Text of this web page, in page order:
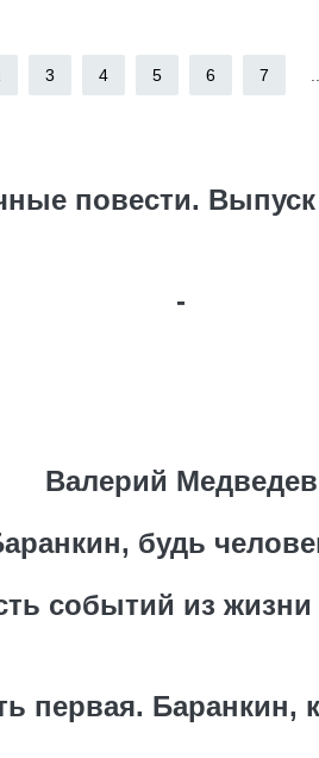
3 4 5 6 7
повести.
-
Валерий Медведев
будь
событий из
первая. Баранкин,